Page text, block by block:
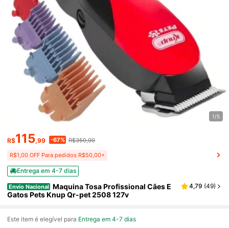
1/5
R$115,99 -67% R$350,00
R$1,00 OFF Para pedidos R$50,00+
Entrega em 4-7 dias
Envio Nacional Maquina Tosa Profissional Cães E
Gatos Pets Knup Qr-pet 2508 127v
4,79 (49)
Este item é elegível para Entrega em 4-7 dias